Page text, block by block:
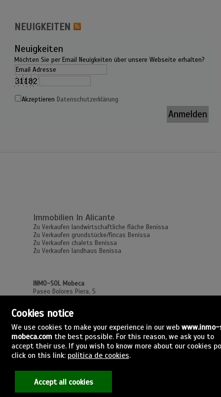
NEUIGKEITEN
Neuigkeiten
Möchten Sie per Email Neuigkeiten über unsere Webseite erhalten?
Akzeptieren Datenschutzerklärung
Immobilien In Alicante
Zu Verkaufen landwirtschaftliche fläche Benissa
Zu Verkaufen grundstücke/fincas Benissa
Zu Verkaufen chalets Benissa
Zu Verkaufen landhaus Benissa
INMO-SOL Mobeca
Paseo Dolores Piera, 5
Spanien
(+34)965.745.553
Venta|Alquiler
Mis inmuebles en pisos.com
Impressum
Cookies notice
We use cookies to make your experience in our web
mobeca.comthe best possible. For this reason, we ask you to
accept their use. If you wish to know more about our cookies
click on this link: política de cookies.
Accept all cookies